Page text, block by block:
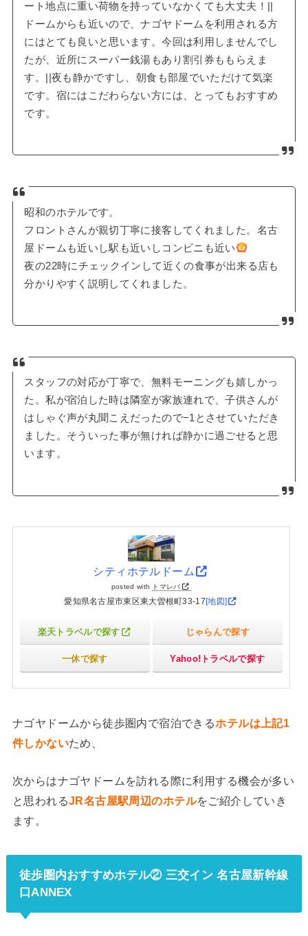
ート地点に重い荷物を持っていなかくても大丈夫！||
ドームからも近いので、ナゴヤドームを利用される方
にはとても良いと思います。今回は利用しませんでし
たが、近所にスーパー銭湯もあり割引券ももらえま
す。||夜も静かですし、朝食も部屋でいただけて気楽
です。宿にはこだわらない方には、とってもおすすめ
です。
昭和のホテルです。
フロントさんが親切丁寧に接客してくれました。名古
屋ドームも近いし駅も近いしコンビニも近い
夜の22時にチェックインして近くの食事が出来る店も
分かりやすく説明してくれました。
スタッフの対応が丁寧で、無料モーニングも嬉しかっ
た。私が宿泊した時は隣室が家族連れで、子供さんが
はしゃぐ声が丸聞こえだったので−1とさせていただき
ました。そういった事が無ければ静かに過ごせると思
います。
シティホテルドーム
posted with トマレバ
愛知県名古屋市東区東大曽根町33-17 [地図]
楽天トラベルで探す じゃらんで探す
一休で探す Yahoo!トラベルで探す
ナゴヤドームから徒歩圏内で宿泊できるホテルは上記1
件しかないため、
次からはナゴヤドームを訪れる際に利用する機会が多い
と思われるJR名古屋駅周辺のホテルをご紹介していき
ます。
徒歩圏内おすすめホテル② 三交イン 名古屋新幹線
口ANNEX